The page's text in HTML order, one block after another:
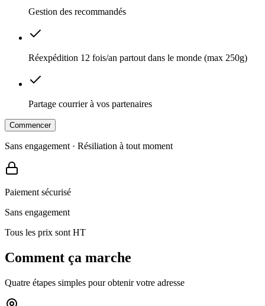
Gestion des recommandés
Réexpédition 12 fois/an partout dans le monde (max 250g)
Partage courrier à vos partenaires
Commencer
Sans engagement · Résiliation à tout moment
Paiement sécurisé
Sans engagement
Tous les prix sont HT
Comment ça marche
Quatre étapes simples pour obtenir votre adresse